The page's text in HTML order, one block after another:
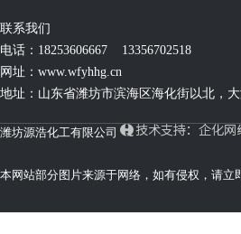
联系我们
电话：18253606667 13356702518
网址： www.wfyhhg.cn
地址：山东省潍坊市滨海区海化街以北，
潍坊源浩化工有限公司
本网站部分图片来源于网络，如有侵权，请立